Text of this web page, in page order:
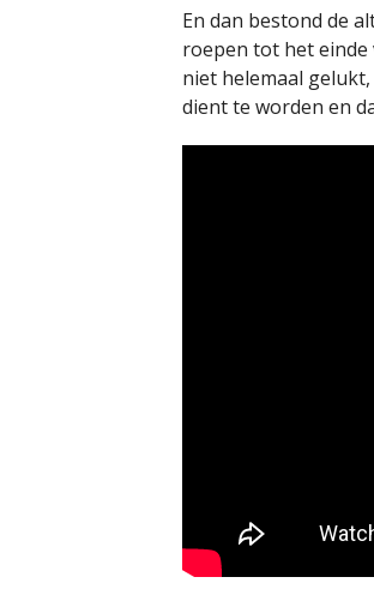
En dan bestond de
roepen tot het einde
niet helemaal
dient te worden en